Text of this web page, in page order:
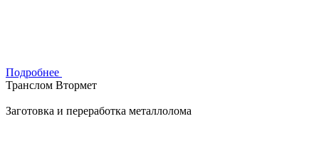
Подробнее
Транслом Втормет
Заготовка и переработка металлолома